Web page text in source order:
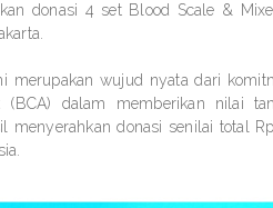
donasi 4 set Blood Scale &
merupakan wujud nyata dari
dalam memberikan nilai
menyerahkan donasi senilai total